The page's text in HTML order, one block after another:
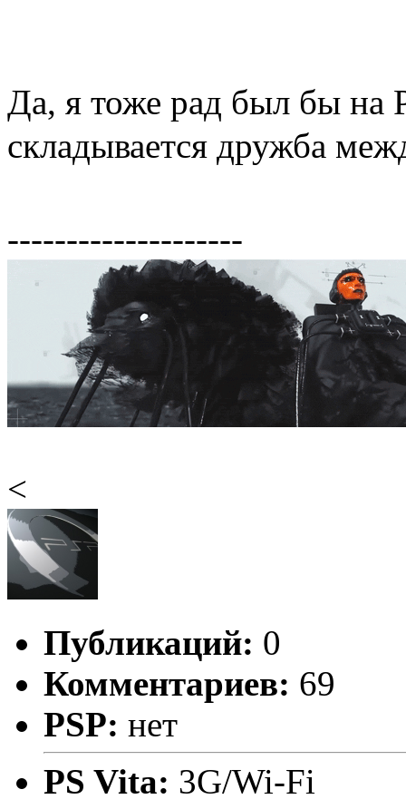
Да, я тоже рад был бы на
складывается дружба
--------------------
<
Публикаций: 0
Комментариев: 69
PSP: нет
PS Vita: 3G/Wi-Fi